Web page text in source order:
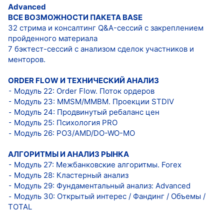
Advanced
ВСЕ ВОЗМОЖНОСТИ ПАКЕТА BASE
32 стрима и консалтинг Q&A-сессий с закреплением
пройденного материала
7 бэктест-сессий с анализом сделок участников и
менторов.
ORDER FLOW И ТЕХНИЧЕСКИЙ АНАЛИЗ
⁃ Модуль 22: Order Flow. Поток ордеров
⁃ Модуль 23: MMSM/MMBM. Проекции STDIV
⁃ Модуль 24: Продвинутый ребаланс цен
⁃ Модуль 25: Психология PRO
⁃ Модуль 26: PO3/AMD/DO-WO-MO
АЛГОРИТМЫ И АНАЛИЗ РЫНКА
⁃ Модуль 27: Межбанковские алгоритмы. Forex
⁃ Модуль 28: Кластерный анализ
⁃ Модуль 29: Фундаментальный анализ: Advanced
⁃ Модуль 30: Открытый интерес / Фандинг / Объемы /
TOTAL